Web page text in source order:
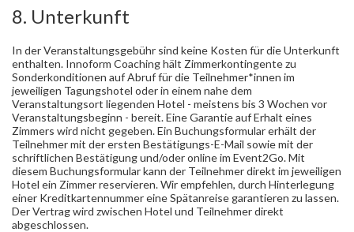
8. Unterkunft
In der Veranstaltungsgebühr sind keine Kosten für die Unterkunft
enthalten. Innoform Coaching hält Zimmerkontingente zu
Sonderkonditionen auf Abruf für die Teilnehmer*innen im
jeweiligen Tagungshotel oder in einem nahe dem
Veranstaltungsort liegenden Hotel - meistens bis 3 Wochen vor
Veranstaltungsbeginn - bereit. Eine Garantie auf Erhalt eines
Zimmers wird nicht gegeben. Ein Buchungsformular erhält der
Teilnehmer mit der ersten Bestätigungs-E-Mail sowie mit der
schriftlichen Bestätigung und/oder online im Event2Go. Mit
diesem Buchungsformular kann der Teilnehmer direkt im jeweiligen
Hotel ein Zimmer reservieren. Wir empfehlen, durch Hinterlegung
einer Kreditkartennummer eine Spätanreise garantieren zu lassen.
Der Vertrag wird zwischen Hotel und Teilnehmer direkt
abgeschlossen.